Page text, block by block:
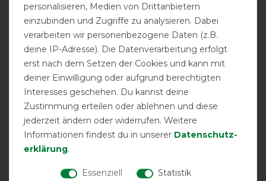
drei Kreuzgurte atmungsaktiv High Neck
V-Front-
wasserdicht
personalisieren, Medien von Drittanbietern
einzubinden und Zugriffe zu analysieren. Dabei
verarbeiten wir personenbezogene Daten (z.B.
deine IP-Adresse). Die Datenverarbeitung erfolgt
erst nach dem Setzen der Cookies und kann mit
deiner Einwilligung oder aufgrund berechtigten
Interesses geschehen. Du kannst deine
Zustimmung erteilen oder ablehnen und diese
jederzeit ändern oder widerrufen. Weitere
Informationen findest du in unserer Daten­schutz­
erklärung.
Essenziell
Statistik